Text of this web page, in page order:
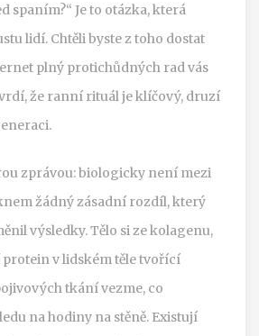
spaním?“ Je to otázka, která
lidí. Chtěli byste z toho dostat
plný protichůdných rad vás
že ranní rituál je klíčový, druzí
zprávou: biologicky není mezi
žádný zásadní rozdíl, který
výsledky. Tělo si zekolagenu,
v lidském těle tvořící
tkánívezme, co
na hodiny na stěně. Existují